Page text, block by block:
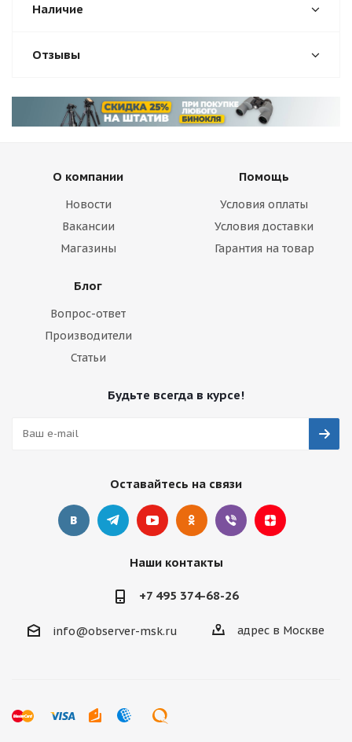
Наличие
Отзывы
О компании
Новости
Вакансии
Магазины
Помощь
Условия оплаты
Условия доставки
Гарантия на товар
Блог
Вопрос-ответ
Производители
Статьи
Будьте всегда в курсе!
Оставайтесь на связи
Наши контакты
+7 495 374-68-26
info@observer-msk.ru адрес в Москве